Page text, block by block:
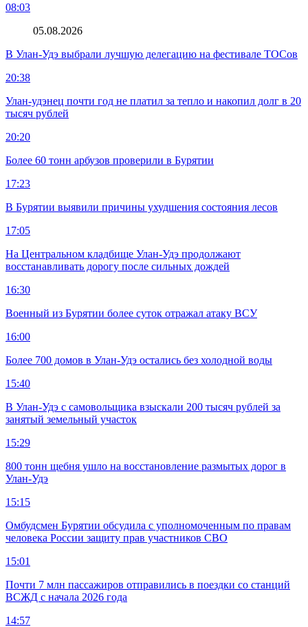
08:03
05.08.2026
В Улан-Удэ выбрали лучшую делегацию на фестивале ТОСов
20:38
Улан-удэнец почти год не платил за тепло и накопил долг в 20
тысяч рублей
20:20
Более 60 тонн арбузов проверили в Бурятии
17:23
В Бурятии выявили причины ухудшения состояния лесов
17:05
На Центральном кладбище Улан-Удэ продолжают
восстанавливать дорогу после сильных дождей
16:30
Военный из Бурятии более суток отражал атаку ВСУ
16:00
Более 700 домов в Улан-Удэ остались без холодной воды
15:40
В Улан-Удэ с самовольщика взыскали 200 тысяч рублей за
занятый земельный участок
15:29
800 тонн щебня ушло на восстановление размытых дорог в
Улан-Удэ
15:15
Омбудсмен Бурятии обсудила с уполномоченным по правам
человека России защиту прав участников СВО
15:01
Почти 7 млн пассажиров отправились в поездки со станций
ВСЖД с начала 2026 года
14:57